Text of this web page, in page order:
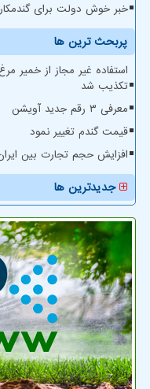
خبر خوش دولت برای
پربحث ترین ها
استفاده غیر مجاز از خمیر
تکذیب شد
معرفی ۳ رقم جدید آویشن
قیمت گندم تغییر نمود
افزایش حجم تجارت بین ایران و
جدیدترین ها